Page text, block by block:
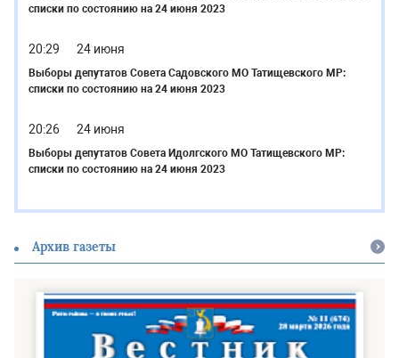
списки по состоянию на 24 июня 2023
20:29 24 июня
Выборы депутатов Совета Садовского МО Татищевского МР:
списки по состоянию на 24 июня 2023
20:26 24 июня
Выборы депутатов Совета Идолгского МО Татищевского МР:
списки по состоянию на 24 июня 2023
Архив газеты